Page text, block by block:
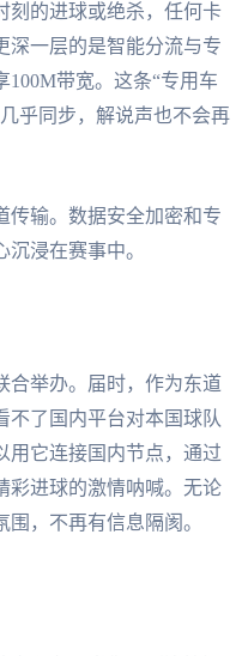
刻的进球或绝杀，任何卡
深一层的是智能分流与专
带宽。这条“专用车
乎同步，解说声也不会再
传输。数据安全加密和专
浸在赛事中。
合举办。届时，作为东道
不了国内平台对本国球队
用它连接国内节点，通过
彩进球的激情呐喊。无论
，不再有信息隔阂。